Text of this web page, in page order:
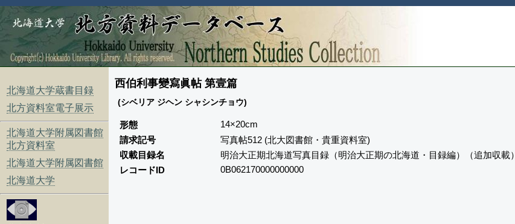
北海道大学蔵書目録
北方資料室電子展示
北海道大学附属図書館
北方資料室
北海道大学附属図書館
北海道大学
西伯利事變寫眞帖 第壹篇
(シベリア ジヘン シャシンチョウ)
形態
14×20cm
請求記号
写真帖512 (北大図書館・貴重資料室)
収載目録名
明治大正期北海道写真目録（明治大正期の北海道・目録編）（追加収載）
レコードID
0B062170000000000